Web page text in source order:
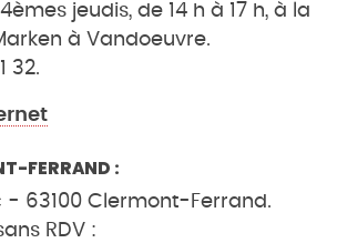
jeudis, de 14 h à 17 h, à la
à Vandoeuvre.
32.
FERRAND :
- 63100 Clermont-Ferrand.
RDV :